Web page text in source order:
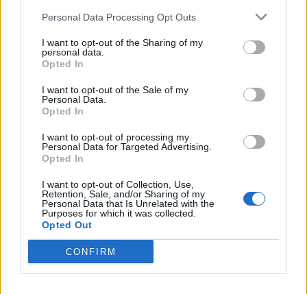
Personal Data Processing Opt Outs
I want to opt-out of the Sharing of my
personal data.
Opted In
I want to opt-out of the Sale of my
Personal Data.
Opted In
I want to opt-out of processing my
Personal Data for Targeted Advertising.
Opted In
I want to opt-out of Collection, Use,
Retention, Sale, and/or Sharing of my
Personal Data that Is Unrelated with the
Purposes for which it was collected.
Opted Out
CONFIRM
Istotne jest też zachowanie pokory – nie należy
się wywyższać spośród innych i pysznić, tylko
człowiek skromny postępuje bowiem właściwie.
Równie ważne jest działanie– to czyny
określają człowieka i mają znaczenie, dlatego
powinno się pozostawać w ruchu, być
aktywnym, działać. Ktoś, kto przeżył
przykład II wojnę światową – nie powinien
pozostawać w bezruchu, musiswoim życiem
dawać świadectwo innym
co się wydarzyło, pamięci o tym i tego, jak
trzeba żyć, gdy widziało się rzeczy niepojęte.